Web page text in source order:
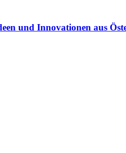
und Innovationen aus